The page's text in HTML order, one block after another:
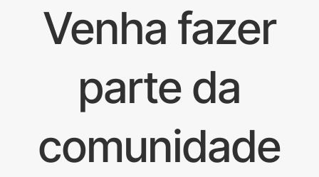
Venha fazer
parte da
comunidade